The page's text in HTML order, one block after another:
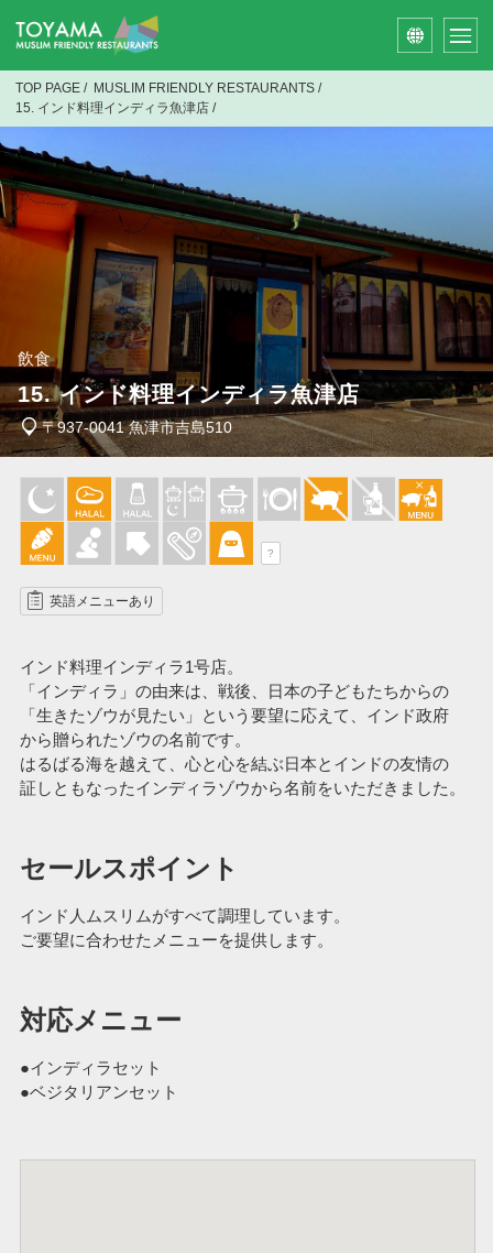
TOP PAGE / MUSLIM FRIENDLY RESTAURANTS /
15. インド料理インディラ魚津店 /
飲食
15. インド料理インディラ魚津店
〒937-0041 魚津市吉島510
?
英語メニューあり
インド料理インディラ1号店。
「インディラ」の由来は、戦後、日本の子どもたちからの
「生きたゾウが見たい」という要望に応えて、インド政府
から贈られたゾウの名前です。
はるばる海を越えて、心と心を結ぶ日本とインドの友情の
証しともなったインディラゾウから名前をいただきました。
セールスポイント
インド人ムスリムがすべて調理しています。
ご要望に合わせたメニューを提供します。
対応メニュー
●インディラセット
●ベジタリアンセット